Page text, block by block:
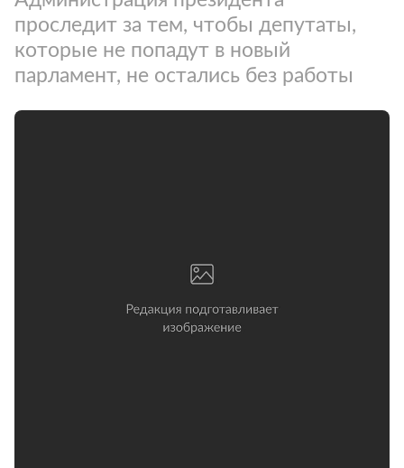
проследит за тем, чтобы депутаты,
которые не попадут в новый
парламент, не остались без работы